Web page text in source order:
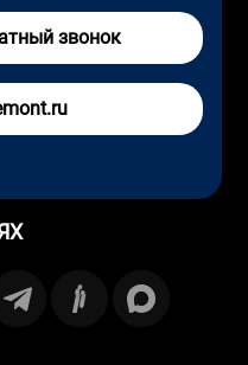
звонок